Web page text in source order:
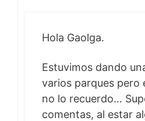
Hola Gaolga.
Estuvimos dando
varios parques pero
no lo recuerdo…
comentas, al estar